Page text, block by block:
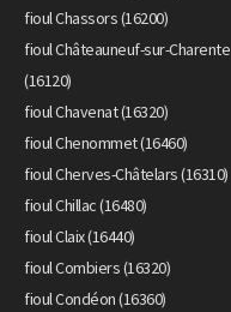
fioul Chassors (16200)
fioul Châteauneuf-sur-Charente
(16120)
fioul Chavenat (16320)
fioul Chenommet (16460)
fioul Cherves-Châtelars (16310)
fioul Chillac (16480)
fioul Claix (16440)
fioul Combiers (16320)
fioul Condéon (16360)